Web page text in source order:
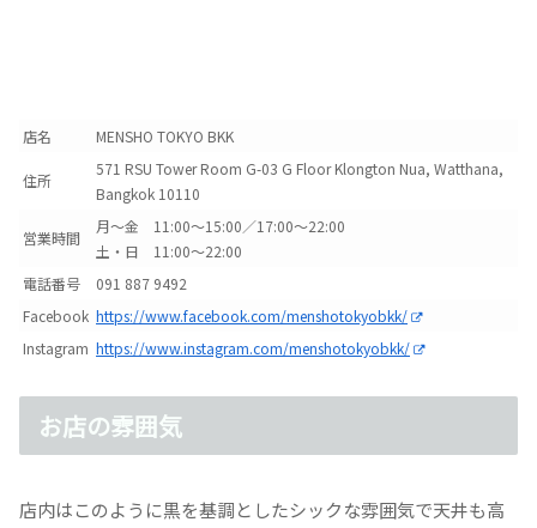
店名 MENSHO TOKYO BKK
住所
571 RSU Tower Room G-03 G Floor Klongton Nua, Watthana,
Bangkok 10110
営業時間
月〜金 11:00〜15:00／17:00〜22:00
土・日 11:00〜22:00
電話番号
091 887 9492
Facebook https://www.facebook.com/menshotokyobkk/
Instagram https://www.instagram.com/menshotokyobkk/
お店の雰囲気
店内はこのように黒を基調としたシックな雰囲気で天井も高